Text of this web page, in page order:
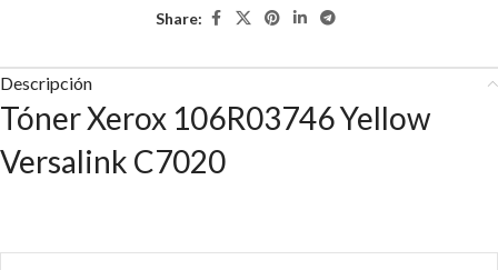
Share:
Descripción
Tóner Xerox 106R03746 Yellow
Versalink C7020